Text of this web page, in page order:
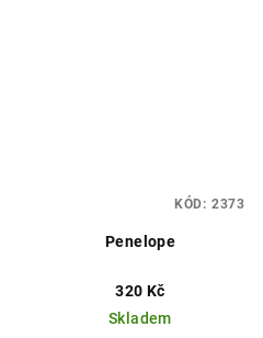
Penelope
320 Kč
Skladem
KÓD: 2373